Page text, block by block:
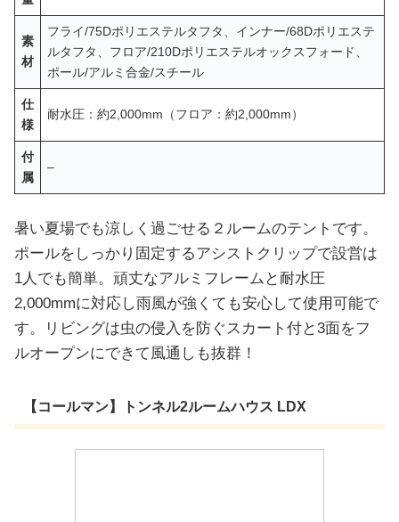
素
材
フライ/75Dポリエステルタフタ、インナー/68Dポリエステ
ルタフタ、フロア/210Dポリエステルオックスフォード、
ポール/アルミ合金/スチール
仕
様
耐水圧：約2,000mm（フロア：約2,000mm）
付
属
–
暑い夏場でも涼しく過ごせる２ルームのテントです。
ポールをしっかり固定するアシストクリップで設営は
1人でも簡単。頑丈なアルミフレームと耐水圧
2,000mmに対応し雨風が強くても安心して使用可能で
す。リビングは虫の侵入を防ぐスカート付と3面をフ
ルオープンにできて風通しも抜群！
【コールマン】トンネル2ルームハウス LDX